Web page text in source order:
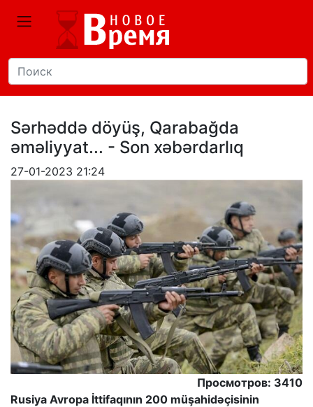
Sərhəddə döyüş, Qarabağda
əməliyyat... - Son xəbərdarlıq
27-01-2023 21:24
Просмотров: 3410
Rusiya Avropa İttifaqının 200 müşahidəçisinin